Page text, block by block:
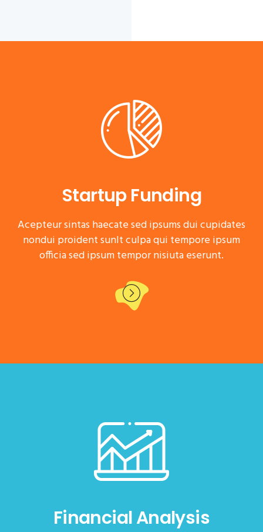
Startup Funding
Acepteur sintas haecate sed ipsums dui cupidates
nondui proident sunlt culpa qui tempore ipsum
officia sed ipsum tempor nisiuta eserunt.
Financial Analysis